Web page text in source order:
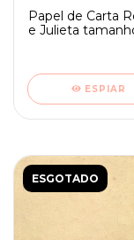
Papel de Carta
e Julieta
ESPIAR
ESGOTADO